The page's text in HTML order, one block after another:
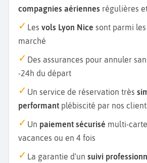
compagnies aériennes régulières
Les vols Lyon Nice sont parmi les
marché
Des assurances pour annuler
-24h du départ
Un service de réservation très
performant plébiscité par nos
Un paiement sécurisé multi-
vacances ou en 4 fois
La garantie d'un suivi